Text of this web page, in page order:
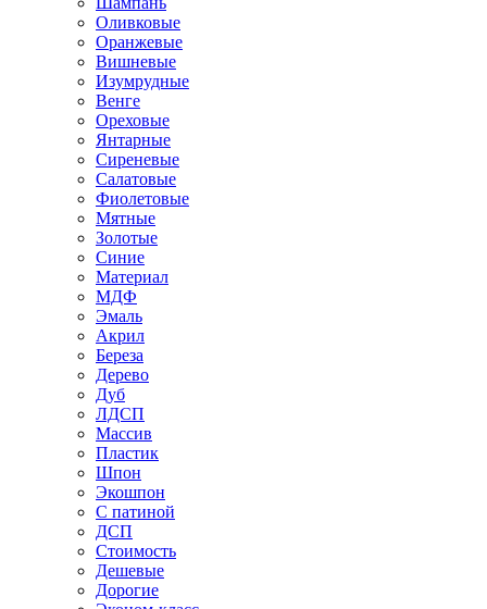
Оливковые
Оранжевые
Вишневые
Изумрудные
Венге
Ореховые
Янтарные
Сиреневые
Салатовые
Фиолетовые
Мятные
Золотые
Синие
Материал
МДФ
Эмаль
Акрил
Береза
Дерево
Дуб
ЛДСП
Массив
Пластик
Шпон
Экошпон
С патиной
ДСП
Стоимость
Дешевые
Дорогие